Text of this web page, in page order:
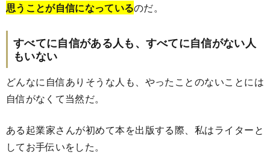
思うことが自信になっているのだ。
すべてに自信がある人も、すべてに自信がない人
もいない
どんなに自信ありそうな人も、やったことのないことには
自信がなくて当然だ。
ある起業家さんが初めて本を出版する際、私はライターと
してお手伝いをした。